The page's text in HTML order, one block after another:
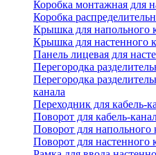
Коробка монтажная для
Коробка
Крышка для напольного
Крышка для настенного
Панель лицевая для
Перегородка
Перегородка
канала
Переходник для кабель-
Поворот для кабель-
Поворот для напольного
Поворот для настенного